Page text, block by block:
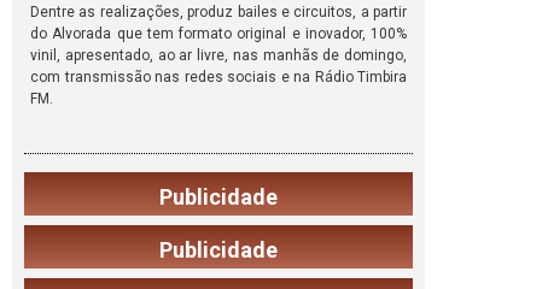
Dentre as realizações, produz bailes e circuitos, a partir
do Alvorada que tem formato original e inovador, 100%
vinil, apresentado, ao ar livre, nas manhãs de domingo,
com transmissão nas redes sociais e na Rádio Timbira
FM.
Publicidade
Publicidade